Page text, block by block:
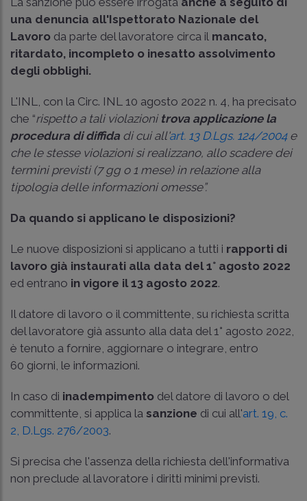
una denuncia all'Ispettorato Nazionale del
Lavoro da parte del lavoratore circa il mancato,
ritardato, incompleto o inesatto assolvimento
degli obblighi.
L'INL, con la Circ. INL 10 agosto 2022 n. 4 , ha precisato
che “rispetto a tali violazioni trova applicazione la
procedura di diffida di cui all'art. 13 D.Lgs. 124/2004e
che le stesse violazioni si realizzano, allo scadere dei
termini previsti (7 gg o 1 mese) in relazione alla
tipologia delle informazioni omesse”.
Da quando si applicano le disposizioni?
Le nuove disposizioni si applicano a tutti i rapporti di
lavoro già instaurati alla data del 1° agosto 2022
ed entrano in vigore il 13 agosto 2022.
Il datore di lavoro o il committente, su richiesta scritta
del lavoratore già assunto alla data del 1° agosto 2022,
è tenuto a fornire, aggiornare o integrare, entro
60 giorni, le informazioni.
In caso di inadempimento del datore di lavoro o del
committente, si applica la sanzione di cui all'art. 19, c.
2, D.Lgs. 276/2003.
Si precisa che l'assenza della richiesta dell'informativa
non preclude al lavoratore i diritti minimi previsti.